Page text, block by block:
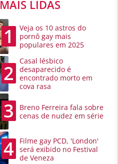
MAIS LIDAS
1
Veja os 10 astros do
pornô gay mais
populares em 2025
2
Casal lésbico
desaparecido é
encontrado morto em
cova rasa
3
Breno Ferreira fala sobre
cenas de nudez em série
4
Filme gay PCD, 'London'
será exibido no Festival
de Veneza